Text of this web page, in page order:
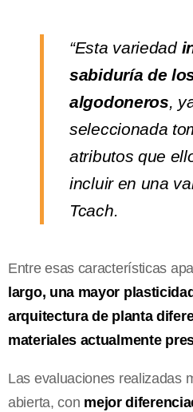
“Esta variedad
sabiduría de
algodoneros,
seleccionada
atributos que
incluir en una
Tcach.
Entre esas características
largo, una mayor
arquitectura de planta
materiales actualmente
Las evaluaciones realizadas
abierta, con mejor